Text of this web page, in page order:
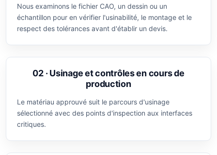
Nous examinons le fichier CAO, un dessin ou un
échantillon pour en vérifier l'usinabilité, le montage et le
respect des tolérances avant d'établir un devis.
02 · Usinage et contrôles en cours de
production
Le matériau approuvé suit le parcours d'usinage
sélectionné avec des points d'inspection aux interfaces
critiques.